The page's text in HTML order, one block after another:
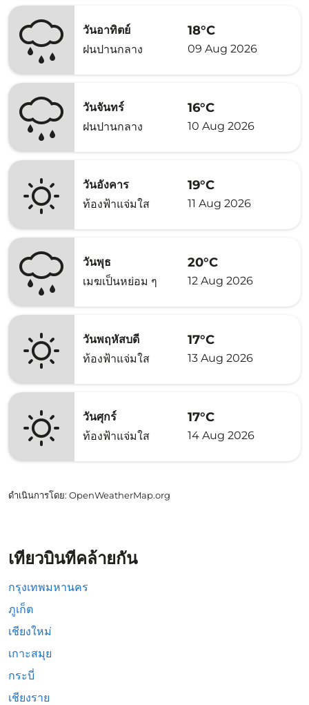
วันอาทิตย์
ฝนปานกลาง
18°C
09 Aug 2026
วันจันทร์
ฝนปานกลาง
16°C
10 Aug 2026
วันอังคาร
ท้องฟ้าแจ่มใส
19°C
11 Aug 2026
วันพุธ
เมฆเป็นหย่อม ๆ
20°C
12 Aug 2026
วันพฤหัสบดี
ท้องฟ้าแจ่มใส
17°C
13 Aug 2026
วันศุกร์
ท้องฟ้าแจ่มใส
17°C
14 Aug 2026
ดำเนินการโดย: OpenWeatherMap.org
เที่ยวบินที่คล้ายกัน
กรุงเทพมหานคร
ภูเก็ต
เชียงใหม่
เกาะสมุย
กระบี่
เชียงราย